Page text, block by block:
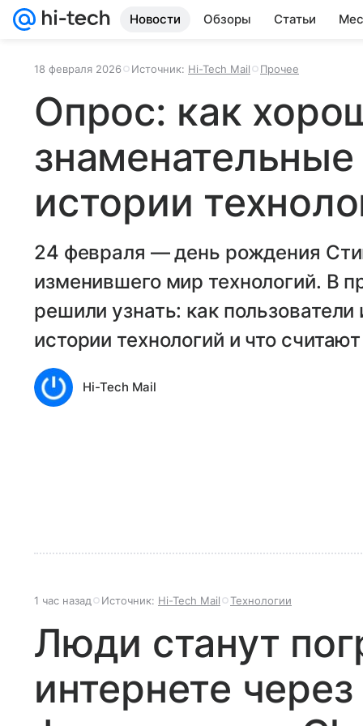
Новости Обзоры Статьи
18 февраля 2026 Источник: Hi-Tech Mail Прочее
Опрос: как
истории
24 февраля — день рождения
изменившего мир технологий. В
решили узнать: как
истории технологий и что
Hi-Tech Mail
1 час назад Источник: Hi-Tech Mail Технологии
Люди станут
интернете